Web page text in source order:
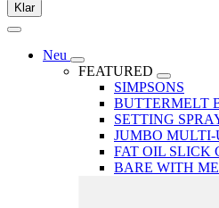
Klar
Neu
FEATURED
SIMPSONS
BUTTERMELT
SETTING
JUMBO MULTI-
FAT OIL SLICK
BARE WITH